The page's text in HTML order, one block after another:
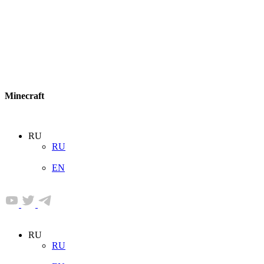
Minecraft
RU
RU
EN
RU
RU